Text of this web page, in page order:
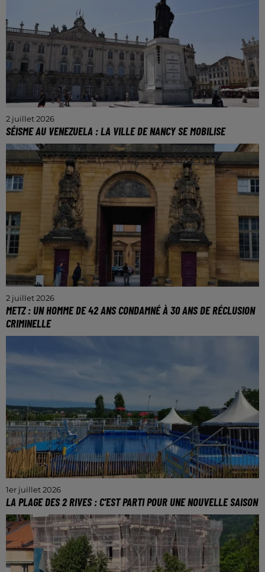
2 juillet 2026
SÉISME AU VENEZUELA : LA VILLE DE NANCY SE MOBILISE
Un point de collecte est installé dans l’hôtel de ville
jusqu’au 10 juillet.
2 juillet 2026
METZ : UN HOMME DE 42 ANS CONDAMNÉ À 30 ANS DE RÉCLUSION
CRIMINELLE
Ce messin était jugé depuis deux jours devant la
cours d'assise de la Moselle.
1er juillet 2026
LA PLAGE DES 2 RIVES : C’EST PARTI POUR UNE NOUVELLE SAISON
Le site sera ouvert jusqu’au 31 août.